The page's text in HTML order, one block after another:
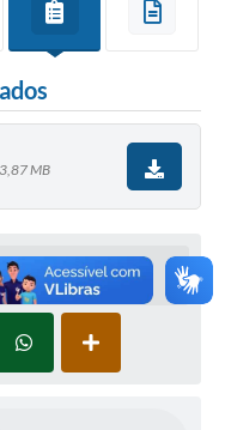
3,87 MB